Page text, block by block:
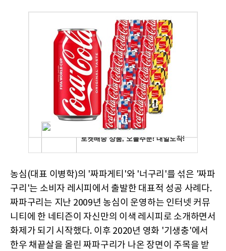
농심(대표 이병학)의 '짜파게티'와 '너구리'를 섞은 '짜파
구리'는 소비자 레시피에서 출발한 대표적 성공 사례다.
짜파구리는 지난 2009년 농심이 운영하는 인터넷 커뮤
니티에 한 네티즌이 자신만의 이색 레시피로 소개하면서
화제가 되기 시작했다. 이후 2020년 영화 '기생충'에서
한우 채끝살을 올린 짜파구리가 나온 장면이 주목을 받